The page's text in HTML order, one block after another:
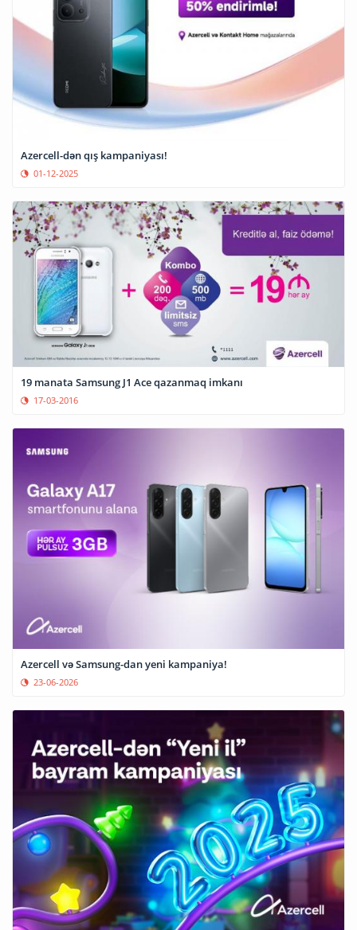
Azercell-dən qış kampaniyası!
01-12-2025
19 manata Samsung J1 Ace qazanmaq imkanı
17-03-2016
Azercell və Samsung-dan yeni kampaniya!
23-06-2026